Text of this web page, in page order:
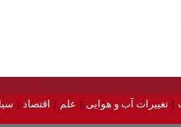
تغییرات آب و هوایی علم اقتصاد